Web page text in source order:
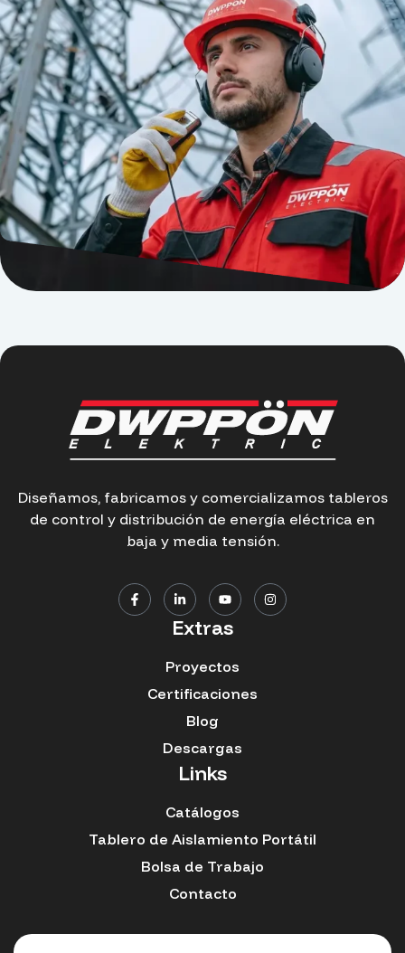
Diseñamos, fabricamos y comercializamos tableros
de control y distribución de energía eléctrica en
baja y media tensión.
Extras
Proyectos
Certificaciones
Blog
Descargas
Links
Catálogos
Tablero de Aislamiento Portátil
Bolsa de Trabajo
Contacto